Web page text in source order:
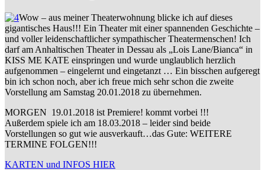
Wow – aus meiner Theaterwohnung blicke ich auf dieses
gigantisches Haus!!! Ein Theater mit einer spannenden Geschichte –
und voller leidenschaftlicher sympathischer Theatermenschen! Ich
darf am Anhaltischen Theater in Dessau als „Lois Lane/Bianca“ in
KISS ME KATE einspringen und wurde unglaublich herzlich
aufgenommen – eingelernt und eingetanzt … Ein bisschen aufgeregt
bin ich schon noch, aber ich freue mich sehr schon die zweite
Vorstellung am Samstag 20.01.2018 zu übernehmen.
MORGEN 19.01.2018 ist Premiere! kommt vorbei !!!
Außerdem spiele ich am 18.03.2018 – leider sind beide
Vorstellungen so gut wie ausverkauft…das Gute: WEITERE
TERMINE FOLGEN!!!
KARTEN und INFOS HIER